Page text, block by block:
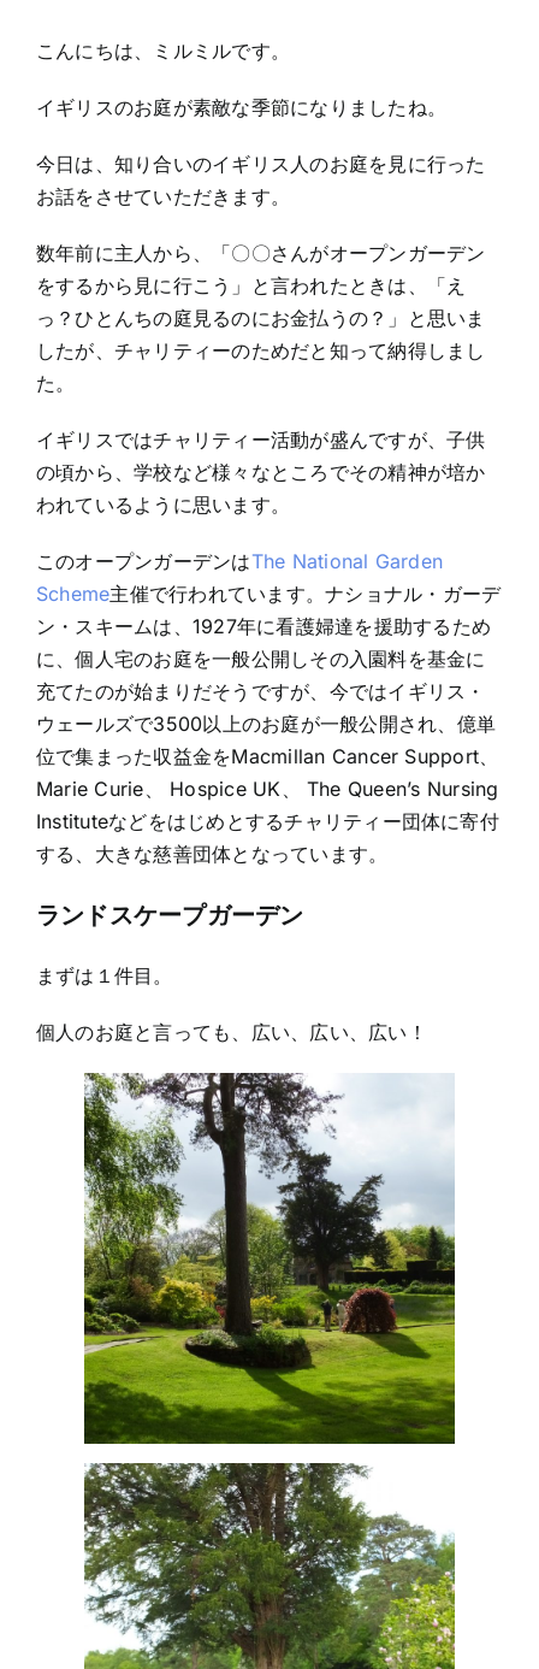
ン
こんにちは、ミルミルです。
イギリスのお庭が素敵な季節になりましたね。
今日は、知り合いのイギリス人のお庭を見に行った
お話をさせていただきます。
数年前に主人から、「〇〇さんがオープンガーデン
をするから見に行こう」と言われたときは、「え
っ？ひとんちの庭見るのにお金払うの？」と思いま
したが、チャリティーのためだと知って納得しまし
た。
イギリスではチャリティー活動が盛んですが、子供
の頃から、学校など様々なところでその精神が培か
われているように思います。
このオープンガーデンはThe National Garden
Scheme主催で行われています。ナショナル・ガーデ
ン・スキームは、1927年に看護婦達を援助するため
に、個人宅のお庭を一般公開しその入園料を基金に
充てたのが始まりだそうですが、今ではイギリス・
ウェールズで3500以上のお庭が一般公開され、億単
位で集まった収益金をMacmillan Cancer Support、
Marie Curie、 Hospice UK、 The Queen’s Nursing
Instituteなどをはじめとするチャリティー団体に寄付
する、大きな慈善団体となっています。
ランドスケープガーデン
まずは１件目。
個人のお庭と言っても、広い、広い、広い！